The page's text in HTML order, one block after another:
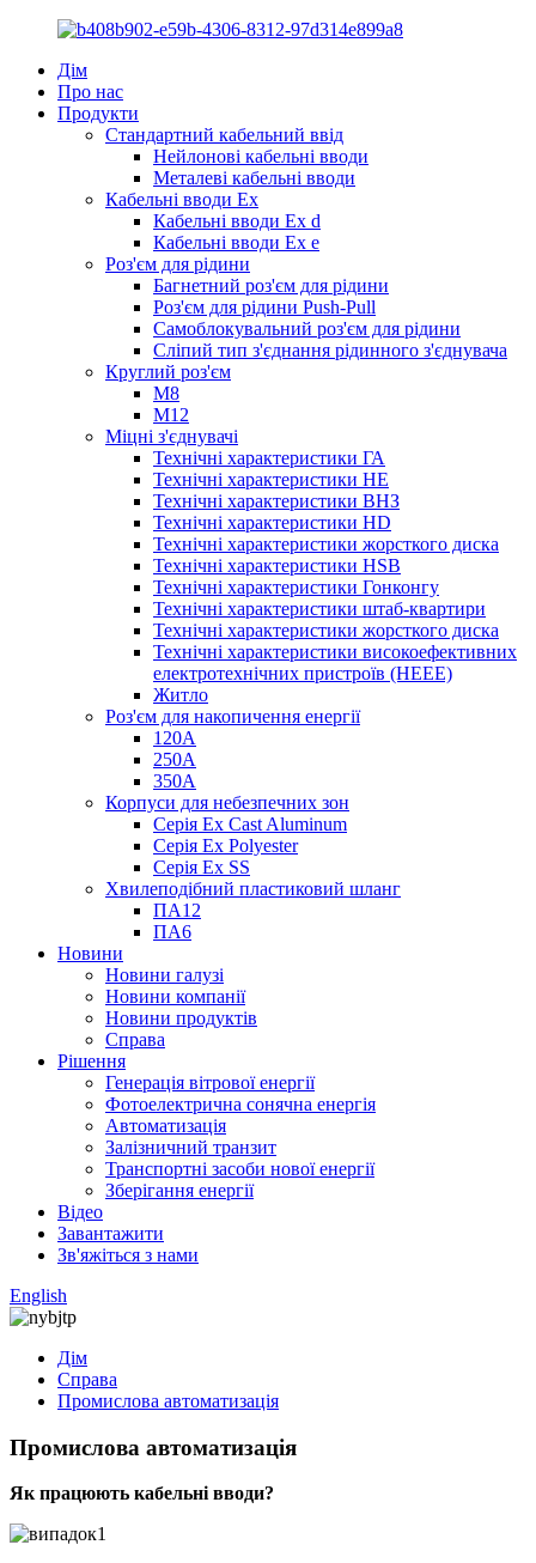
Дім
Про нас
Продукти
Стандартний кабельний ввід
Нейлонові кабельні вводи
Металеві кабельні вводи
Кабельні вводи Ex
Кабельні вводи Ex d
Кабельні вводи Ex e
Роз'єм для рідини
Багнетний роз'єм для рідини
Роз'єм для рідини Push-Pull
Самоблокувальний роз'єм для рідини
Сліпий тип з'єднання рідинного з'єднувача
Круглий роз'єм
M8
М12
Міцні з'єднувачі
Технічні характеристики ГА
Технічні характеристики HE
Технічні характеристики ВНЗ
Технічні характеристики HD
Технічні характеристики жорсткого диска
Технічні характеристики HSB
Технічні характеристики Гонконгу
Технічні характеристики штаб-квартири
Технічні характеристики жорсткого диска
Технічні характеристики високоефективних
електротехнічних пристроїв (HEEE)
Житло
Роз'єм для накопичення енергії
120А
250А
350А
Корпуси для небезпечних зон
Серія Ex Cast Aluminum
Серія Ex Polyester
Серія Ex SS
Хвилеподібний пластиковий шланг
ПА12
ПА6
Новини
Новини галузі
Новини компанії
Новини продуктів
Справа
Рішення
Генерація вітрової енергії
Фотоелектрична сонячна енергія
Автоматизація
Залізничний транзит
Транспортні засоби нової енергії
Зберігання енергії
Відео
Завантажити
Зв'яжіться з нами
English
Дім
Справа
Промислова автоматизація
Промислова автоматизація
Як працюють кабельні вводи?